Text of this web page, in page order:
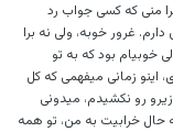
منی که کسی جواب رد
غرور خوبه، ولی نه برا
خوبیام بود که به تو
زمانی میفهمی که کل
رو نکشیدم، میدونی
خرابیت به من، تو همه